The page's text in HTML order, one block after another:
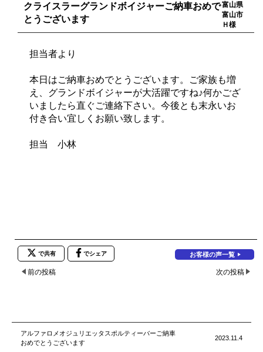
クライスラーグランドボイジャーご納車おめで
とうございます
富山県
富山市
Ｈ様
担当者より
本日はご納車おめでとうございます。ご家族も増
え、グランドボイジャーが大活躍ですね♪何かござ
いましたら直ぐご連絡下さい。今後とも末永いお
付き合い宜しくお願い致します。
担当 小林
で共有 でシェア お客様の声一覧
前の投稿 次の投稿
アルファロメオジュリエッタスポルティーバーご納車
おめでとうございます
2023.11.4